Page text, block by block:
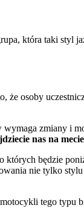
która taki styl
osoby
zmiany i
nas na
których będzie
nie tylko
tego typu